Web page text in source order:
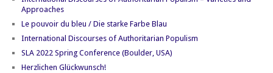
Approaches
Le pouvoir du bleu / Die starke Farbe Blau
International Discourses of Authoritarian Populism
SLA 2022 Spring Conference (Boulder, USA)
Herzlichen Glückwunsch!